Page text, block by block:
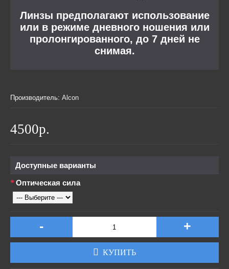
Линзы предполагают использование
или в режиме дневного ношения или
пролонгированного, до 7 дней не
снимая.
Производитель: Alcon
4500р.
Доступные варианты
Оптическая сила
- +
КУПИТЬ